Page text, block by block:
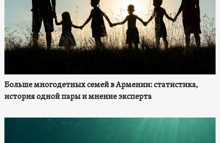
Больше многодетных семей в Армении: статистика,
история одной пары и мнение эксперта